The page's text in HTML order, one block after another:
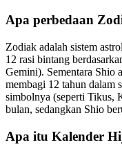
Apa perbedaan
Zodiak adalah sistem
12 rasi bintang
Gemini). Sementara Shio
membagi 12 tahun dalam
simbolnya (seperti Tikus,
bulan, sedangkan Shio
Apa itu Kalender